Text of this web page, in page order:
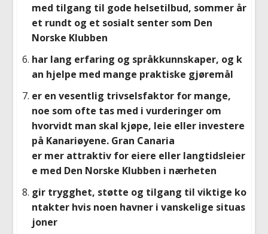
med tilgang til gode helsetilbud, sommer år
et rundt og et sosialt senter som Den
Norske Klubben
har lang erfaring og språkkunnskaper, og k
an hjelpe med mange praktiske gjøremål
er en vesentlig trivselsfaktor for mange,
noe som ofte tas med i vurderinger om
hvorvidt man skal kjøpe, leie eller investere
på Kanariøyene. Gran Canaria
er mer attraktiv for eiere eller langtidsleier
e med Den Norske Klubben i nærheten
gir trygghet, støtte og tilgang til viktige ko
ntakter hvis noen havner i vanskelige situas
joner